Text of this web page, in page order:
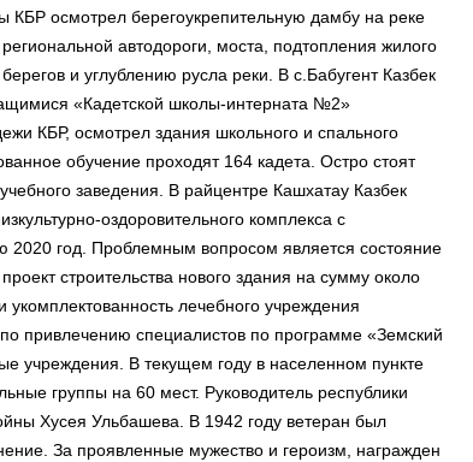
КБР осмотрел берегоукрепительную дамбу на реке
автодороги, моста, подтопления жилого
и углублению русла реки. В с.Бабугент Казбек
«Кадетской школы-интерната №2»
КБР, осмотрел здания школьного и спального
обучение проходят 164 кадета. Остро стоят
заведения. В райцентре Кашхатау Казбек
оздоровительного комплекса с
2020 год. Проблемным вопросом является состояние
строительства нового здания на сумму около
лечебного учреждения
специалистов по программе «Земский
учреждения. В текущем году в населенном пункте
группы на 60 мест. Руководитель республики
Хусея Ульбашева. В 1942 году ветеран был
За проявленные мужество и героизм, награжден